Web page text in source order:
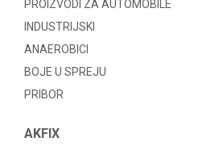
PROIZVODI ZA AUTOMOBILE
INDUSTRIJSKI
ANAEROBICI
BOJE U SPREJU
PRIBOR
AKFIX